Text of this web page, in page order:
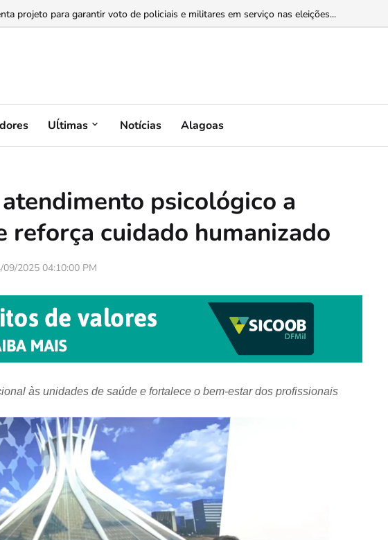
com Ricardo Marques ao Governo e Rodrigo Valadares ao Senado...
Uĺtimas Notícias Alagoas
psicológico a
reforça cuidado humanizado
09/2025 04:10:00 PM
às unidades de saúde e fortalece o bem-estar dos profissionais